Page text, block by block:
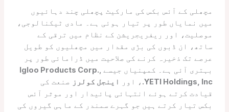
مچھلی کے آئس بکس کی مارکیٹ پچھلی چند دہائیوں
میں نمایاں طور پر تیار ہوئی ہے۔ مادی ٹیکنالوجی،
موصلیت، اور ریفریجریشن کے نظام میں ترقی کے
ساتھ، ان ڈبوں کی بڑی مقدار میں مچھلیوں کو طویل
عرصے تک ذخیرہ کرنے کی صلاحیت میں ڈرامائی طور پر
بہتری آئی ہے۔ کمپنیاں جیسے Igloo Products Corp.,
YETI Holdings, Inc. ، اور اینجل کولرز صنعت کی
قیادت کرتے ہوئے انتہائی پائیدار اور موثر آئس
بکس تیار کرتے ہیں جو گہرے سمندر کے ماہی گیروں کی